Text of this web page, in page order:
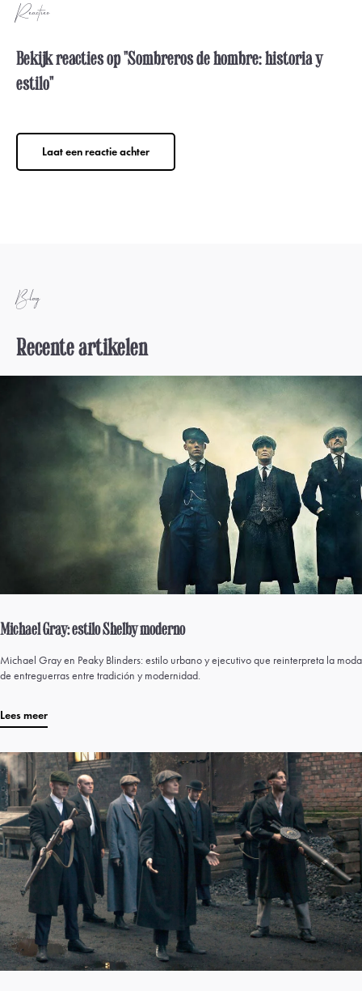
Reacties
Bekijk reacties op "Sombreros de hombre: historia y
estilo"
Laat een reactie achter
Blog
Recente artikelen
Michael Gray: estilo Shelby moderno
Michael Gray en Peaky Blinders: estilo urbano y ejecutivo que reinterpreta la moda
de entreguerras entre tradición y modernidad.
Lees meer